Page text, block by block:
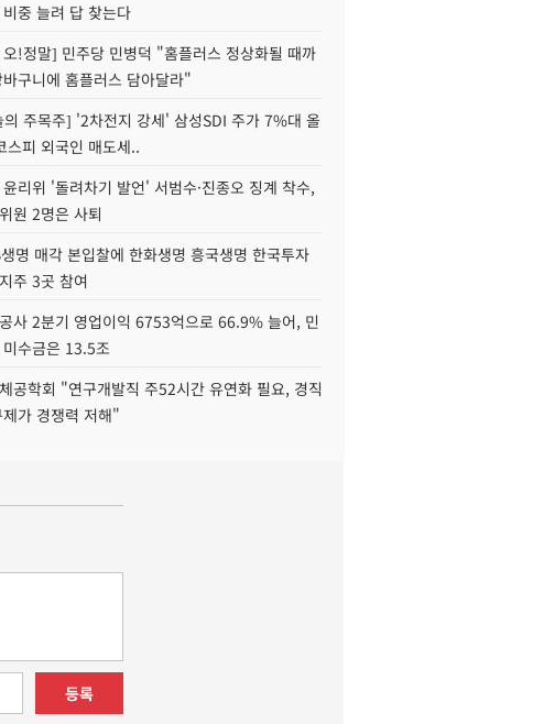
중 늘려 답 찾는다
!정말] 민주당 민병덕 "홈플러스 정상화될 때까
바구니에 홈플러스 담아달라"
의 주목주] '2차전지 강세' 삼성SDI 주가 7%대 올
스피 외국인 매도세..
리위 '돌려차기 발언' 서범수·진종오 징계 착수,
원 2명은 사퇴
명 매각 본입찰에 한화생명 흥국생명 한국투자
주 3곳 참여
사 2분기 영업이익 6753억으로 66.9% 늘어, 민
수금은 13.5조
공학회 "연구개발직 주52시간 유연화 필요, 경직
가 경쟁력 저해"
등록